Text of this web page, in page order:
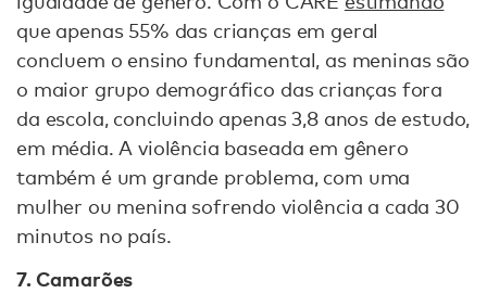
que apenas 55% das crianças em geral
concluem o ensino fundamental, as meninas são
o maior grupo demográfico das crianças fora
da escola, concluindo apenas 3,8 anos de estudo,
em média. A violência baseada em gênero
também é um grande problema, com uma
mulher ou menina sofrendo violência a cada 30
minutos no país.
7. Camarões